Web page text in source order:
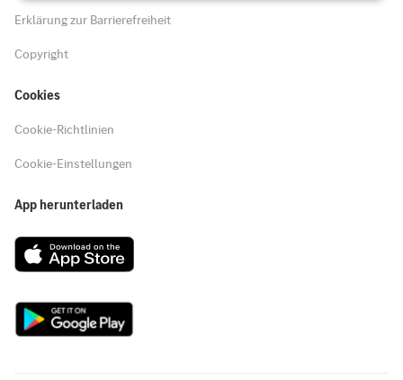
Erklärung zur Barrierefreiheit
Copyright
Cookies
Cookie-Richtlinien
Cookie-Einstellungen
App herunterladen